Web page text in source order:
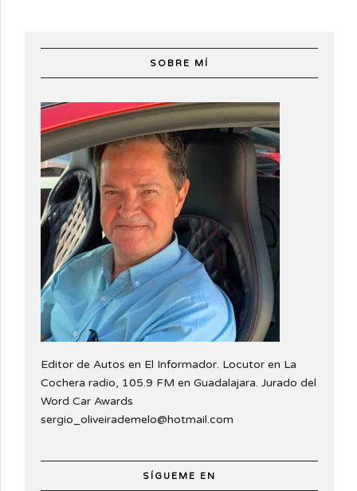
SOBRE MÍ
Editor de Autos en El Informador. Locutor en La
Cochera radio, 105.9 FM en Guadalajara. Jurado del
Word Car Awards
sergio_oliveirademelo@hotmail.com
SÍGUEME EN